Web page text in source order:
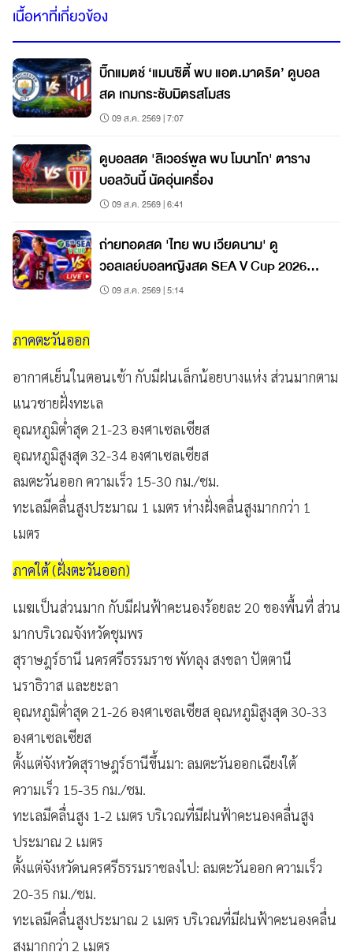
เนื้อหาที่เกี่ยวข้อง
บิ๊กแมตช์ ‘แมนซิตี้ พบ แอต.มาดริด’ ดูบอล
สด เกมกระชับมิตรสโมสร
09 ส.ค. 2569 | 7:07
ดูบอลสด 'ลิเวอร์พูล พบ โมนาโก' ตาราง
บอลวันนี้ นัดอุ่นเครื่อง
09 ส.ค. 2569 | 6:41
ถ่ายทอดสด 'ไทย พบ เวียดนาม' ดู
วอลเลย์บอลหญิงสด SEA V Cup 2026
สนาม 2
09 ส.ค. 2569 | 5:14
ภาคตะวันออก
อากาศเย็นในตอนเช้า กับมีฝนเล็กน้อยบางแห่ง ส่วนมากตาม
แนวชายฝั่งทะเล
อุณหภูมิต่ำสุด 21-23 องศาเซลเซียส
อุณหภูมิสูงสุด 32-34 องศาเซลเซียส
ลมตะวันออก ความเร็ว 15-30 กม./ชม.
ทะเลมีคลื่นสูงประมาณ 1 เมตร ห่างฝั่งคลื่นสูงมากกว่า 1
เมตร
ภาคใต้ (ฝั่งตะวันออก)
เมฆเป็นส่วนมาก กับมีฝนฟ้าคะนองร้อยละ 20 ของพื้นที่ ส่วน
มากบริเวณจังหวัดชุมพร
สุราษฎร์ธานี นครศรีธรรมราช พัทลุง สงขลา ปัตตานี
นราธิวาส และยะลา
อุณหภูมิต่ำสุด 21-26 องศาเซลเซียส อุณหภูมิสูงสุด 30-33
องศาเซลเซียส
ตั้งแต่จังหวัดสุราษฎร์ธานีขึ้นมา: ลมตะวันออกเฉียงใต้
ความเร็ว 15-35 กม./ชม.
ทะเลมีคลื่นสูง 1-2 เมตร บริเวณที่มีฝนฟ้าคะนองคลื่นสูง
ประมาณ 2 เมตร
ตั้งแต่จังหวัดนครศรีธรรมราชลงไป: ลมตะวันออก ความเร็ว
20-35 กม./ชม.
ทะเลมีคลื่นสูงประมาณ 2 เมตร บริเวณที่มีฝนฟ้าคะนองคลื่น
สูงมากกว่า 2 เมตร